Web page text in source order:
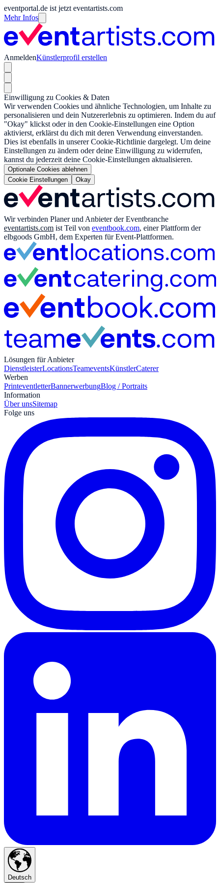
eventportal.de ist jetzt eventartists.com
Mehr Infos
AnmeldenKünstlerprofil erstellen
Einwilligung zu Cookies & Daten
Wir verwenden Cookies und ähnliche Technologien, um Inhalte zu
personalisieren und dein Nutzererlebnis zu optimieren. Indem du auf
"Okay" klickst oder in den Cookie-Einstellungen eine Option
aktivierst, erklärst du dich mit deren Verwendung einverstanden.
Dies ist ebenfalls in unserer Cookie-Richtlinie dargelegt. Um deine
Einstellungen zu ändern oder deine Einwilligung zu widerrufen,
kannst du jederzeit deine Cookie-Einstellungen aktualisieren.
Optionale Cookies ablehnen
Cookie Einstellungen
Okay
Wir verbinden Planer und Anbieter der Eventbranche
eventartists.com ist Teil von eventbook.com, einer Plattform der
elbgoods GmbH, dem Experten für Event-Plattformen.
Lösungen für Anbieter
DienstleisterLocationsTeameventsKünstlerCaterer
Werben
PrinteventletterBannerwerbungBlog / Portraits
Information
Über unsSitemap
Folge uns
Deutsch